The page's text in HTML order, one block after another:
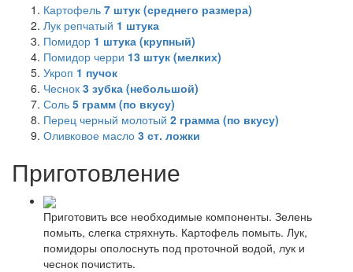
Картофель 7 штук (среднего размера)
Лук репчатый 1 штука
Помидор 1 штука (крупный)
Помидор черри 13 штук (мелких)
Укроп 1 пучок
Чеснок 3 зубка (небольшой)
Соль 5 грамм (по вкусу)
Перец черный молотый 2 грамма (по вкусу)
Оливковое масло 3 ст. ложки
Приготовление
Приготовить все необходимые компоненты. Зелень
помыть, слегка стряхнуть. Картофель помыть. Лук,
помидоры ополоснуть под проточной водой, лук и
чеснок почистить.